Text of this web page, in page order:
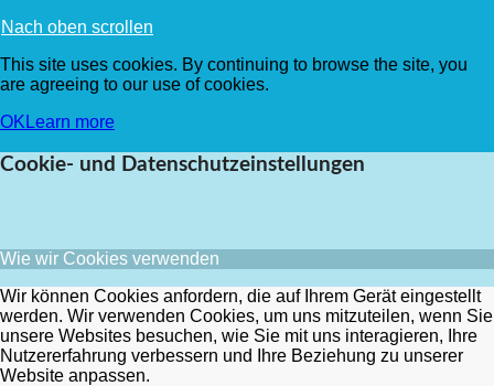
Nach oben scrollen
This site uses cookies. By continuing to browse the site, you
are agreeing to our use of cookies.
OK Learn more
Cookie- und Datenschutzeinstellungen
Wie wir Cookies verwenden
Wir können Cookies anfordern, die auf Ihrem Gerät eingestellt
werden. Wir verwenden Cookies, um uns mitzuteilen, wenn Sie
unsere Websites besuchen, wie Sie mit uns interagieren, Ihre
Nutzererfahrung verbessern und Ihre Beziehung zu unserer
Website anpassen.